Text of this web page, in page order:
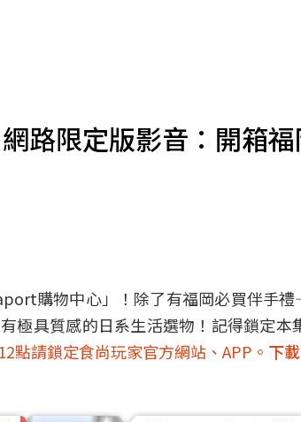
路限定版影音：開箱
購物中心」！除了有福岡必買伴手
極具質感的日系生活選物！記得鎖定
點請鎖定食尚玩家官方網站、APP。 下